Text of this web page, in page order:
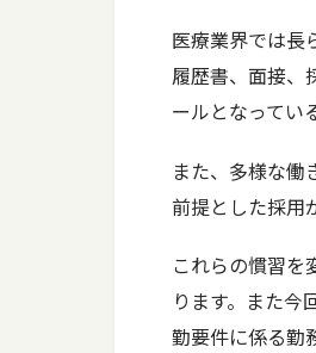
医療業界では長
履歴書、面接、
ールとなってい
また、多様な働
前提とした採用
これらの慣習を
ります。また今
勤要件に係る勤